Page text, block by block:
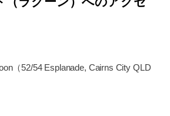
（52/54 Esplanade, Cairns City QLD